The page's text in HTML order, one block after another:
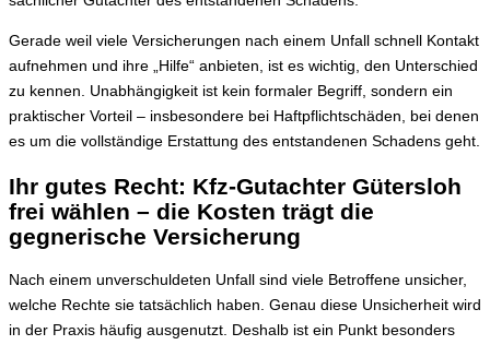
Gerade weil viele Versicherungen nach einem Unfall schnell Kontakt
aufnehmen und ihre „Hilfe“ anbieten, ist es wichtig, den Unterschied
zu kennen. Unabhängigkeit ist kein formaler Begriff, sondern ein
praktischer Vorteil – insbesondere bei Haftpflichtschäden, bei denen
es um die vollständige Erstattung des entstandenen Schadens geht.
Ihr gutes Recht: Kfz-Gutachter Gütersloh
frei wählen – die Kosten trägt die
gegnerische Versicherung
Nach einem unverschuldeten Unfall sind viele Betroffene unsicher,
welche Rechte sie tatsächlich haben. Genau diese Unsicherheit wird
in der Praxis häufig ausgenutzt. Deshalb ist ein Punkt besonders